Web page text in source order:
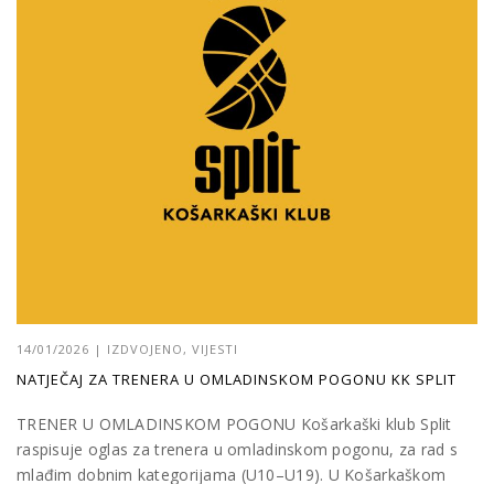
14/01/2026 | IZDVOJENO, VIJESTI
NATJEČAJ ZA TRENERA U OMLADINSKOM POGONU KK SPLIT
TRENER U OMLADINSKOM POGONU Košarkaški klub Split
raspisuje oglas za trenera u omladinskom pogonu, za rad s
mlađim dobnim kategorijama (U10–U19). U Košarkaškom